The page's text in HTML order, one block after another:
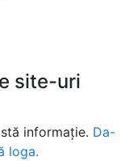
site-uri
informație. Da-
loga.